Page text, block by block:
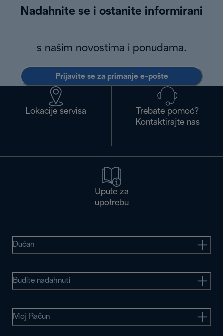
Nadahnite se i ostanite informirani
s našim novostima i ponudama.
Prijavite se za primanje e-pošte
Lokacije servisa
Trebate pomoć?
Kontaktirajte nas
Upute za
upotrebu
Dućan
Budite nadahnuti
Moj Račun